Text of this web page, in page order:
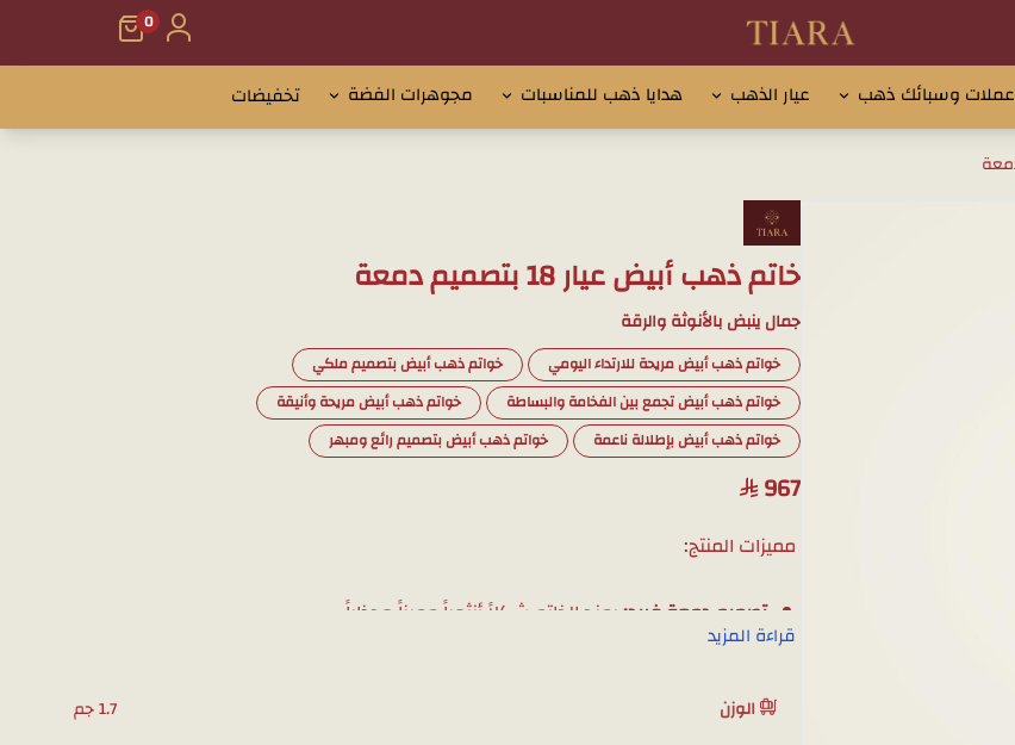
تيارا للذهب والمجوهرات
0
عملات وسبائك ذهب عيار الذهب هدايا ذهب للمناسبات مجوهرات الفضة تخفيضات
خاتم ذهب أبيض عيار 18 بتصميم دمعة
جمال ينبض بالأنوثة والرقة
خواتم ذهب أبيض مريحة للارتداء اليومي
خواتم ذهب أبيض بتصميم ملكي
خواتم ذهب أبيض تجمع بين الفخامة والبساطة
خواتم ذهب أبيض مريحة وأنيقة
خواتم ذهب أبيض بإطلالة ناعمة
خواتم ذهب أبيض بتصميم رائع ومبهر
967
مميزات المنتج:
تصميم دمعة فريد:يمنح الخاتم شكلاً أنثوياً مميزاً وجذاباً.
ذهب عيار 18:
وزن المنتج :1.7 جرام
قراءة المزيد
الوزن 1.7 جم